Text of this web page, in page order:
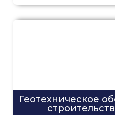
Геотехническое